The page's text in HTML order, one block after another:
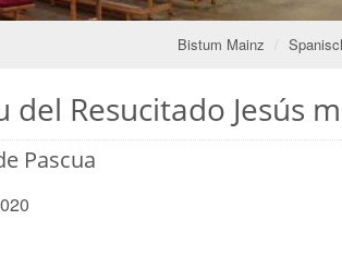
Bistum Mainz
del Resucitado Jesús
Pascua